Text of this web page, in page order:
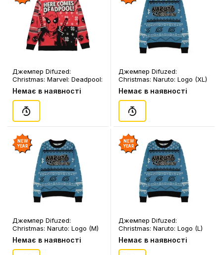
Джемпер Difuzed:
Christmas: Marvel: Deadpool:
Deadpool: «‎Here Comes
Deadpool!» (S) (чол.),
(333459)
Немає в наявності
Джемпер Difuzed:
Christmas: Naruto: Logo (XL)
(чол.), (388299)
Немає в наявності
NEW
YEAR
Джемпер Difuzed:
Christmas: Naruto: Logo (M)
(чол.), (388275)
Немає в наявності
NEW
YEAR
Джемпер Difuzed:
Christmas: Naruto: Logo (L)
(чол.), (388282)
Немає в наявності